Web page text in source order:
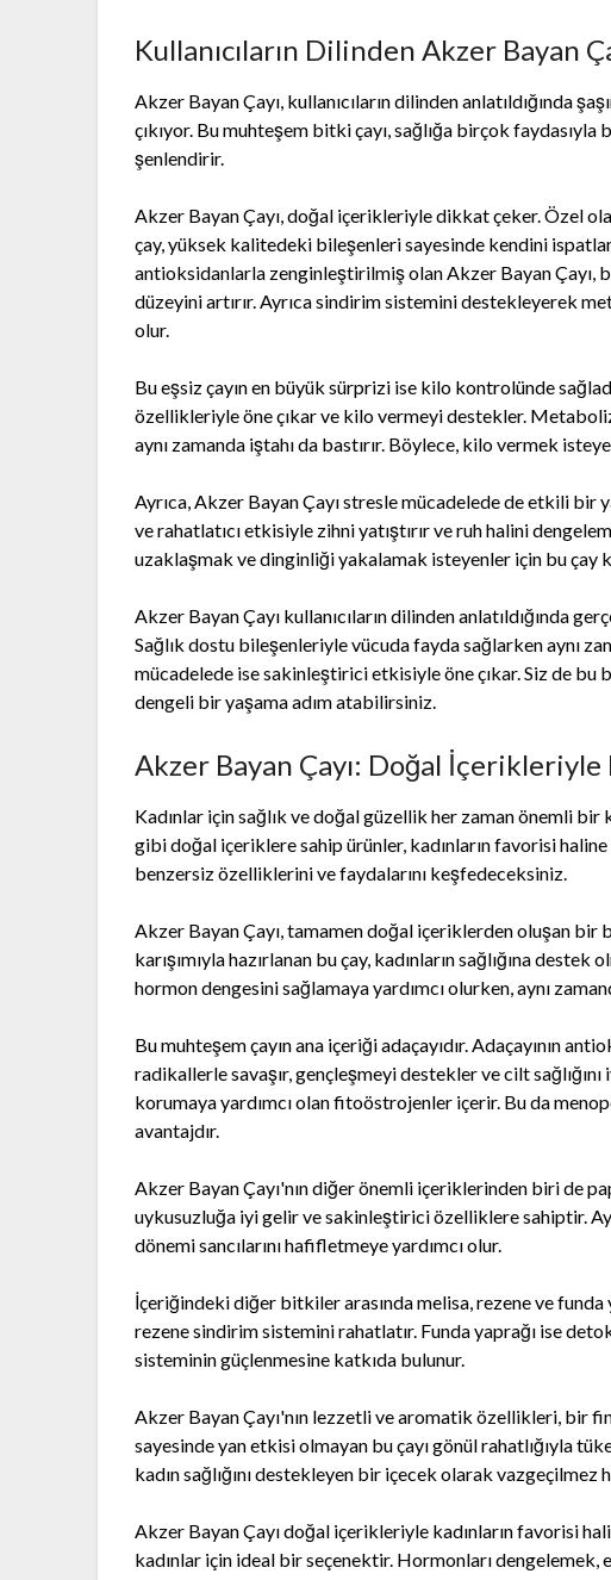
Kullanıcıların Dilinden Akzer Bayan
Akzer Bayan Çayı, kullanıcıların dilinden anlatıldığında
çıkıyor. Bu muhteşem bitki çayı, sağlığa birçok
şenlendirir.
Akzer Bayan Çayı, doğal içerikleriyle dikkat çeker. Özel
çay, yüksek kalitedeki bileşenleri sayesinde kendini
antioksidanlarla zenginleştirilmiş olan Akzer Bayan Çayı,
düzeyini artırır. Ayrıca sindirim sistemini destekleyerek
olur.
Bu eşsiz çayın en büyük sürprizi ise kilo kontrolünde
özellikleriyle öne çıkar ve kilo vermeyi destekler.
aynı zamanda iştahı da bastırır. Böylece, kilo vermek
Ayrıca, Akzer Bayan Çayı stresle mücadelede de etkili
ve rahatlatıcı etkisiyle zihni yatıştırır ve ruh halini
uzaklaşmak ve dinginliği yakalamak isteyenler için bu çay
Akzer Bayan Çayı kullanıcıların dilinden anlatıldığında
Sağlık dostu bileşenleriyle vücuda fayda sağlarken aynı
mücadelede ise sakinleştirici etkisiyle öne çıkar. Siz de bu
dengeli bir yaşama adım atabilirsiniz.
Akzer Bayan Çayı: Doğal İçerikleriyle
Kadınlar için sağlık ve doğal güzellik her zaman önemli
gibi doğal içeriklere sahip ürünler, kadınların favorisi
benzersiz özelliklerini ve faydalarını keşfedeceksiniz.
Akzer Bayan Çayı, tamamen doğal içeriklerden oluşan bir
karışımıyla hazırlanan bu çay, kadınların sağlığına
hormon dengesini sağlamaya yardımcı olurken, aynı
Bu muhteşem çayın ana içeriği adaçayıdır. Adaçayının
radikallerle savaşır, gençleşmeyi destekler ve cilt
korumaya yardımcı olan fitoöstrojenler içerir. Bu da
avantajdır.
Akzer Bayan Çayı'nın diğer önemli içeriklerinden biri de
uykusuzluğa iyi gelir ve sakinleştirici özelliklere sahiptir.
dönemi sancılarını hafifletmeye yardımcı olur.
İçeriğindeki diğer bitkiler arasında melisa, rezene ve funda
rezene sindirim sistemini rahatlatır. Funda yaprağı ise
sisteminin güçlenmesine katkıda bulunur.
Akzer Bayan Çayı'nın lezzetli ve aromatik özellikleri, bir
sayesinde yan etkisi olmayan bu çayı gönül rahatlığıyla
kadın sağlığını destekleyen bir içecek olarak vazgeçilmez
Akzer Bayan Çayı doğal içerikleriyle kadınların favorisi
kadınlar için ideal bir seçenektir. Hormonları